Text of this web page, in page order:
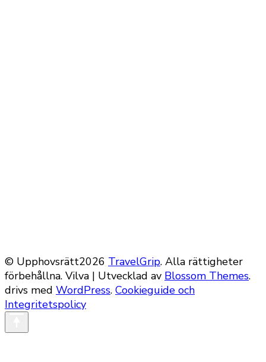
© Upphovsrätt2026 TravelGrip. Alla rättigheter
förbehållna. Vilva | Utvecklad av Blossom Themes.
drivs med WordPress. Cookieguide och
Integritetspolicy